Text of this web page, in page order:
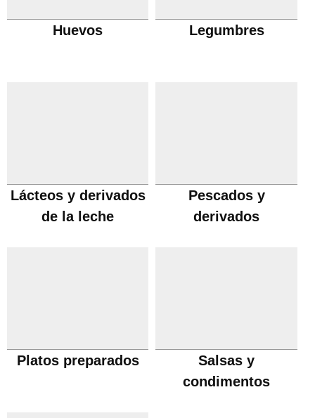
Huevos Legumbres
Lácteos y derivados
de la leche
Pescados y
derivados
Platos preparados
Salsas y
condimentos